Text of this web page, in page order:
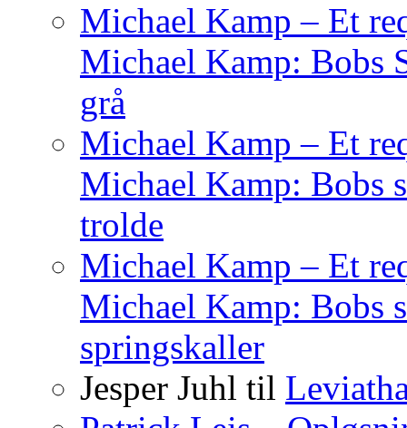
Michael Kamp – Et
Michael Kamp: Bobs
grå
Michael Kamp – Et
Michael Kamp: Bobs
trolde
Michael Kamp – Et
Michael Kamp: Bobs
springskaller
Jesper Juhl til